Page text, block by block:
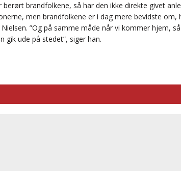
berørt brandfolkene, så har den ikke direkte givet
men brandfolkene er i dag mere bevidste om,
”Og på samme måde når vi kommer hjem,
gik ude på stedet”, siger han.